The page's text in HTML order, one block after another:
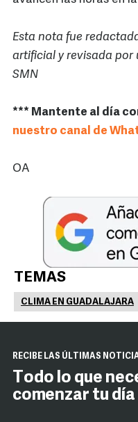
Esta nota fue
artificial y revisada por
SMN
*** Mantente al día
nuestro canal de
OA
TEMAS
CLIMA EN GUADALAJARA
RECIBE LAS ÚLTIMAS
Todo lo que
comenzar tu día